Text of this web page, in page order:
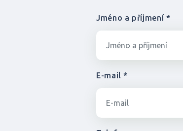
Jméno a příjmení *
E-mail *